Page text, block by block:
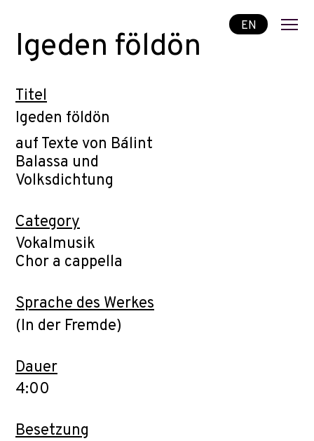
EN
Igeden földön
Titel
Igeden földön
auf Texte von Bálint
Balassa und
Volksdichtung
Category
Vokalmusik
Chor a cappella
Sprache des Werkes
(In der Fremde)
Dauer
4:00
Besetzung